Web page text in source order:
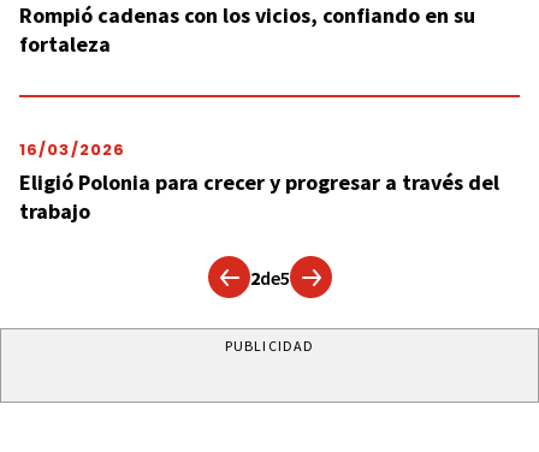
Rompió cadenas con los vicios, confiando en su
fortaleza
16/03/2026
Eligió Polonia para crecer y progresar a través del
trabajo
2de5
PUBLICIDAD